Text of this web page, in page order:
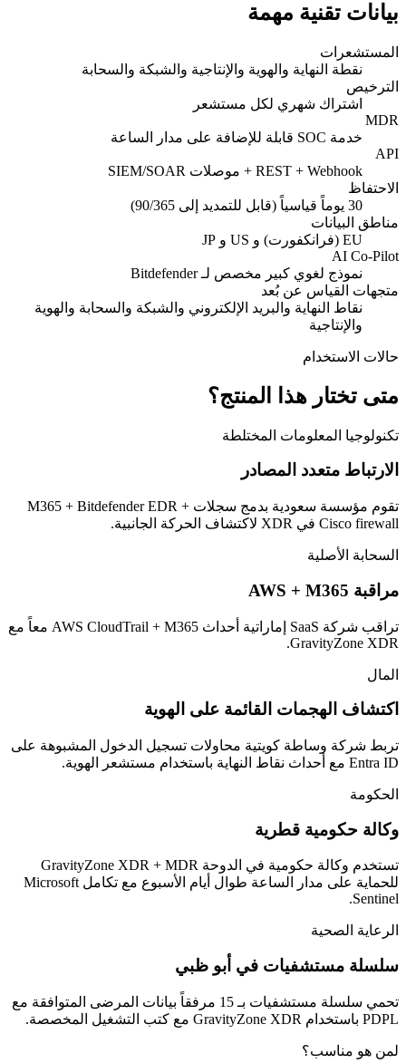
بيانات تقنية مهمة
المستشعرات
نقطة النهاية والهوية والإنتاجية والشبكة والسحابة
الترخيص
اشتراك شهري لكل مستشعر
MDR
خدمة SOC قابلة للإضافة على مدار الساعة
API
REST + Webhook + موصلات SIEM/SOAR
الاحتفاظ
30 يوماً قياسياً (قابل للتمديد إلى 90/365)
مناطق البيانات
EU (فرانكفورت) و US و JP
AI Co-Pilot
نموذج لغوي كبير مخصص لـ Bitdefender
متجهات القياس عن بُعد
نقاط النهاية والبريد الإلكتروني والشبكة والسحابة والهوية
والإنتاجية
حالات الاستخدام
متى تختار هذا المنتج؟
تكنولوجيا المعلومات المختلطة
الارتباط متعدد المصادر
تقوم مؤسسة سعودية بدمج سجلات M365 + Bitdefender EDR +
Cisco firewall في XDR لاكتشاف الحركة الجانبية.
السحابة الأصلية
مراقبة AWS + M365
تراقب شركة SaaS إماراتية أحداث AWS CloudTrail + M365 معاً مع
GravityZone XDR.
المال
اكتشاف الهجمات القائمة على الهوية
تربط شركة وساطة كويتية محاولات تسجيل الدخول المشبوهة على
Entra ID مع أحداث نقاط النهاية باستخدام مستشعر الهوية.
الحكومة
وكالة حكومية قطرية
تستخدم وكالة حكومية في الدوحة GravityZone XDR + MDR
للحماية على مدار الساعة طوال أيام الأسبوع مع تكامل Microsoft
Sentinel.
الرعاية الصحية
سلسلة مستشفيات في أبو ظبي
تحمي سلسلة مستشفيات بـ 15 مرفقاً بيانات المرضى المتوافقة مع
PDPL باستخدام GravityZone XDR مع كتب التشغيل المخصصة.
لمن هو مناسب؟